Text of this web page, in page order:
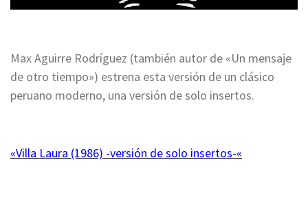
Max Aguirre Rodríguez (también autor de «Un mensaje
de otro tiempo») estrena esta versión de un clásico
peruano moderno, una versión de solo insertos.
«Villa Laura (1986) -versión de solo insertos-«